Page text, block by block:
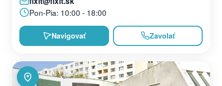
Pon-Pia: 10:00 - 18:00
Navigovať Zavolať